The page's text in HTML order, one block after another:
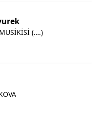
HATIRALARLA TÜRK MUSİKİSİ (….)